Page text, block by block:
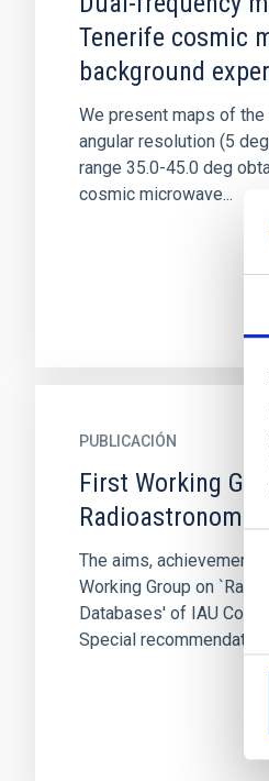
de
Tenerife cosmic
background
We present maps of
angular resolution (5
range 35.0-45.0 deg
cosmic microwave...
PUBLICACIÓN
First Working
The aims,
Working Group on
Databases' of IAU
Special